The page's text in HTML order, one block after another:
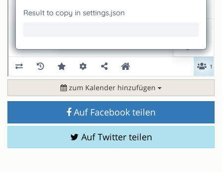
zum Kalender hinzufügen
Auf Facebook teilen
Auf Twitter teilen